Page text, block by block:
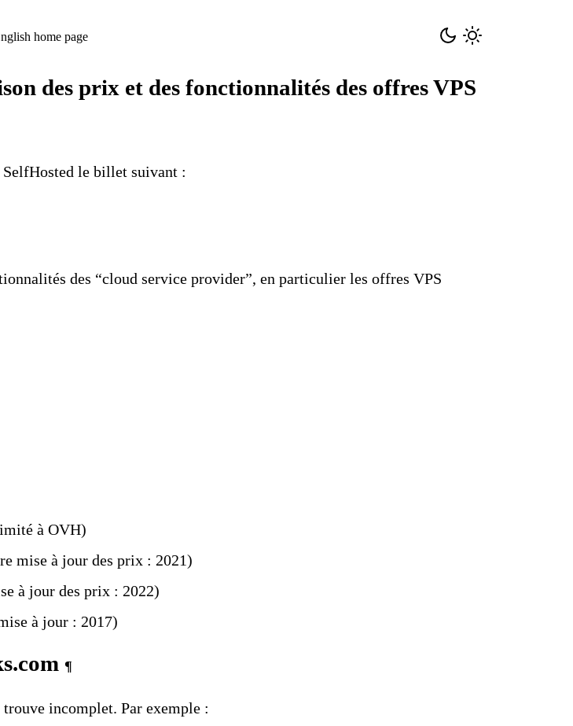
home page
des prix et des fonctionnalités des offres VPS
SelfHosted le billet suivant :
des “cloud service provider”, en particulier les offres VPS
à OVH)
mise à jour des prix : 2021)
à jour des prix : 2022)
à jour : 2017)
¶
incomplet. Par exemple :